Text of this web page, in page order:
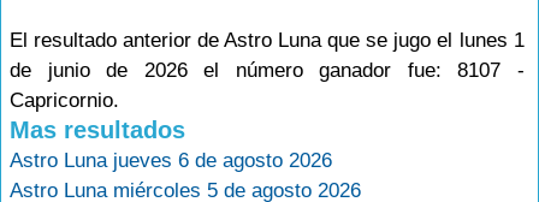
El resultado anterior de Astro Luna que se jugo el lunes 1
de junio de 2026 el número ganador fue: 8107 -
Capricornio.
Mas resultados
Astro Luna jueves 6 de agosto 2026
Astro Luna miércoles 5 de agosto 2026